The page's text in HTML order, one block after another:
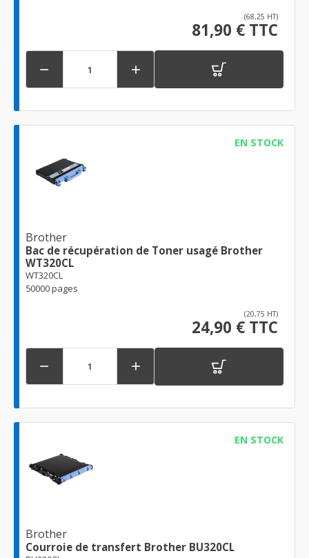
(68,25 HT)
81,90 € TTC
 
EN STOCK
Brother
Bac de récupération de Toner usagé Brother
WT320CL
WT320CL
50000 pages
(20,75 HT)
24,90 € TTC
 
EN STOCK
Brother
Courroie de transfert Brother BU320CL